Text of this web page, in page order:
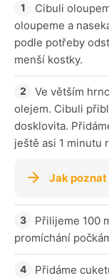
Cibuli
oloupeme a
podle potřeby
menší kostky.
Ve větším
olejem. Cibuli
dosklovita.
ještě asi 1 minutu
Jak
Přilijeme 100
promíchání
Přidáme